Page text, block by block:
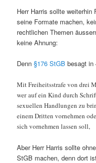
Herr Harris sollte weiterhin
seine Formate machen,
rechtlichen Themen
keine Ahnung:
Denn §176 StGB besagt in
Mit Freiheitsstrafe von drei
wer auf ein Kind durch
sexuellen Handlungen zu
einem Dritten vornehmen
sich vornehmen lassen soll,
Aber Herr Harris sollte
StGB machen, denn dort